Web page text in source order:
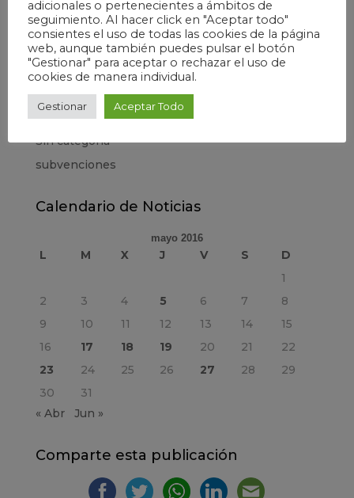
Elecciones
Escuela
Formación
Información general
Madrid Río
Sin categoría
subvenciones
Calendario de Noticias
mayo 2016
L M X J V S
D
1
2
3 4 5 6 7
8
9
10 11 12 13 14
15
16
17 18 19 20 21
22
23
24 25 26 27 28
29
30
31
« Abr
Jun »
Comparte esta publicación
adicionales o pertenecientes a ámbitos de
seguimiento. Al hacer click en "Aceptar todo"
consientes el uso de todas las cookies de la página
web, aunque también puedes pulsar el botón
"Gestionar" para aceptar o rechazar el uso de
cookies de manera individual.
Gestionar Aceptar Todo